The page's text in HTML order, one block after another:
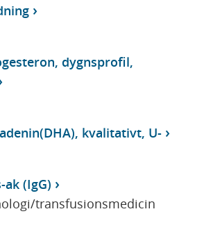
dygnsprofil,
kvalitativt, U-
(IgG)
transfusionsmedicin